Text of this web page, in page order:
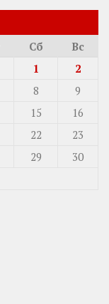
Сб
Вс
1
2
8
9
15
16
22
23
29
30